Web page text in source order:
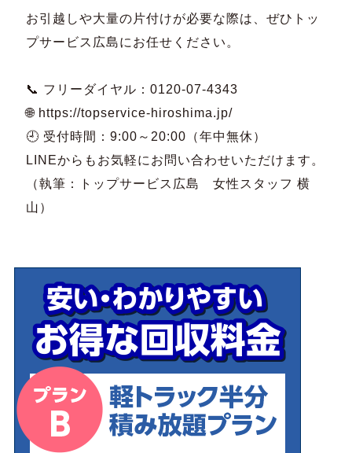
お引越しや大量の片付けが必要な際は、ぜひトッ
プサービス広島にお任せください。
📞 フリーダイヤル：0120-07-4343
🌐 https://topservice-hiroshima.jp/
🕘 受付時間：9:00～20:00（年中無休）
LINEからもお気軽にお問い合わせいただけます。
（執筆：トップサービス広島 女性スタッフ 横
山）